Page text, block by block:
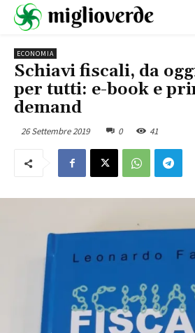
ECONOMIA
Schiavi fiscali, da
per tutti: e-book e
demand
26 Settembre 2019 0 41